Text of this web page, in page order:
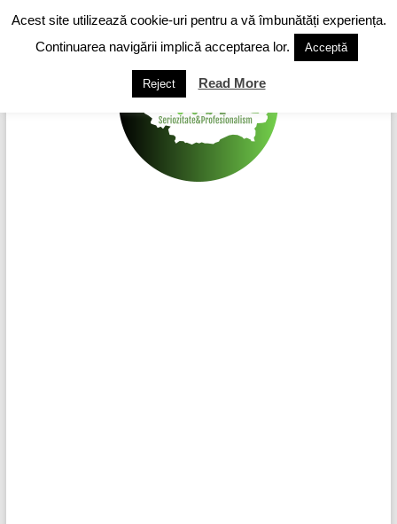
to
content
Acest site utilizează cookie-uri pentru a vă îmbunătăți experiența.
Continuarea navigării implică acceptarea lor.
Acceptă
Reject Read More